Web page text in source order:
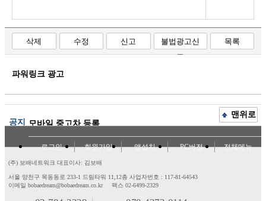
삭제 수정 신고
불법광고신
고
목록
파워링크 광고
공지 모바일 중고차 등록
맨위로
로그인 회원가입 앱설치 PC버전 전체메뉴
(주) 보배네트워크 대표이사: 김보배
서울 양천구 목동동로 233-1 드림타워 11,12층 사업자번호 : 117-81-64543
이메일 bobaedream@bobaedream.co.kr
팩스 02-6499-2329